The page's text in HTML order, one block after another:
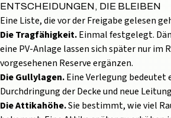
ENTSCHEIDUNGEN, DIE BLEIBEN
Eine Liste, die vor der Freigabe gelesen
Die Tragfähigkeit.Einmal festgelegt.
eine PV-Anlage lassen sich später nur im
vorgesehenen Reserve ergänzen.
Die Gullylagen.Eine Verlegung bedeutet
Durchdringung der Decke und neue
Die Attikahöhe.Sie bestimmt, wie viel